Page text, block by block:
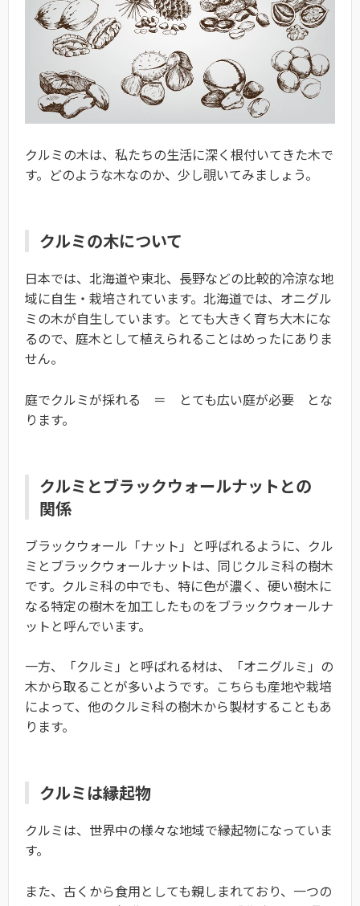
クルミの木は、私たちの生活に深く根付いてきた木で
す。どのような木なのか、少し覗いてみましょう。
クルミの木について
日本では、北海道や東北、長野などの比較的冷涼な地
域に自生・栽培されています。北海道では、オニグル
ミの木が自生しています。とても大きく育ち大木にな
るので、庭木として植えられることはめったにありま
せん。
庭でクルミが採れる ＝ とても広い庭が必要 とな
ります。
クルミとブラックウォールナットとの
関係
ブラックウォール「ナット」と呼ばれるように、クル
ミとブラックウォールナットは、同じクルミ科の樹木
です。クルミ科の中でも、特に色が濃く、硬い樹木に
なる特定の樹木を加工したものをブラックウォールナ
ットと呼んでいます。
一方、「クルミ」と呼ばれる材は、「オニグルミ」の
木から取ることが多いようです。こちらも産地や栽培
によって、他のクルミ科の樹木から製材することもあ
ります。
クルミは縁起物
クルミは、世界中の様々な地域で縁起物になっていま
す。
また、古くから食用としても親しまれており、一つの